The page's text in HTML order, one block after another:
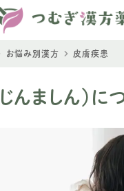
お悩み別漢方 皮膚疾患
んましん）に